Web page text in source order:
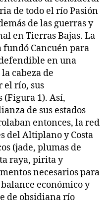
de todo el río Pasión
de las guerras y
en Tierras Bajas. La
Cancuén para
en una
cabeza de
el río, sus
(Figura 1). Así,
de sus estados
entonces, la red
del Altiplano y Costa
(jade, plumas de
raya, pirita y
necesarios para
económico y
de obsidiana río